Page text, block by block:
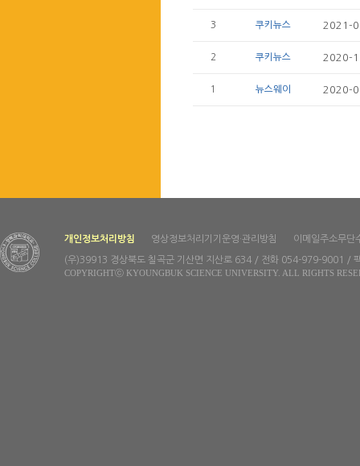
3 쿠키뉴스 2021-
2 쿠키뉴스 2020-
1 뉴스웨이 2020-
개인정보처리방침 영상정보처리기기운영·관리방침 이메일주소무단
(우)39913 경상북도 칠곡군 기산면 지산로 634 / 전화 054-979-9001 /
COPYRIGHTⓒ KYOUNGBUK SCIENCE UNIVERSITY. ALL RIGHTS